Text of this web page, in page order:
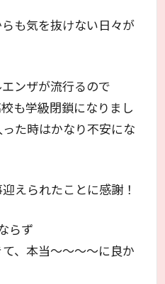
も気を抜けない日々が
ンザが流行るので
も学級閉鎖になりまし
た時はかなり不安にな
えられたことに感謝！
らず
、本当～～～～に良か